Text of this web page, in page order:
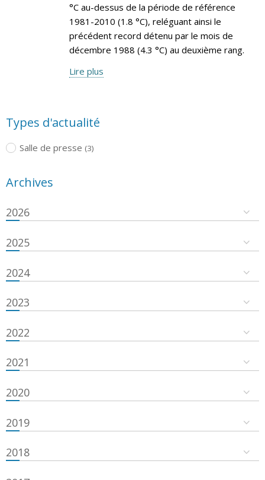
°C au-dessus de la période de référence
1981-2010 (1.8 °C), reléguant ainsi le
précédent record détenu par le mois de
décembre 1988 (4.3 °C) au deuxième rang.
Lire plus
Types d'actualité
Salle de presse (3)
Archives
2026
2025
2024
2023
2022
2021
2020
2019
2018